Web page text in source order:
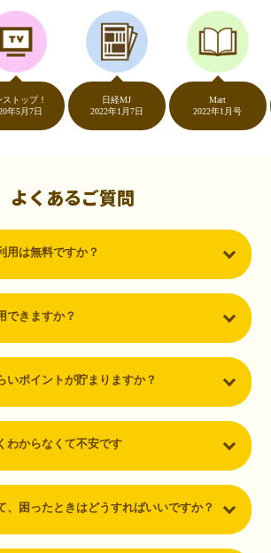
ピーをはじめました。空いた時間にスマホで買
のですが、モッピーを経由するだけでショップ
のポイントが二重で貯まることを知り、ビック
トショッピングをモッピーを経由するだけでポイ
…もっと早く教えてほしかった～！貯まったポイ
して、プチ贅沢を楽しんでます♪
男性）
ジットカードを発行するだけでポイントが貯ま
て、クレジットカードの発行やアプリダウンロー
プ！
7日
日経MJ
2022年1月7日
2022年1月号
よくあるご質問
用は無料ですか？
できますか？
いポイントが貯まりますか？
わからなくて不安です
、困ったときはどうすればいいですか？